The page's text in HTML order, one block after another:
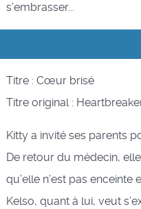
s’embrasser...
Titre : Cœur brisé
Titre original :
Kitty a invité ses parents
De retour du médecin,
qu’elle n’est pas enceinte
Kelso, quant à lui, veut